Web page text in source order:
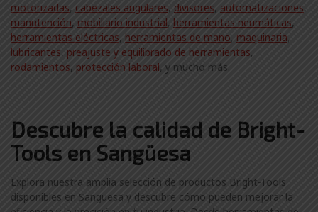
motorizadas, cabezales angulares, divisores, automatizaciones,
manutención, mobiliario industrial, herramientas neumáticas,
herramientas eléctricas, herramientas de mano, maquinaria,
lubricantes, preajuste y equilibrado de herramientas,
rodamientos, protección laboral, y mucho más.
Descubre la calidad de Bright-
Tools en Sangüesa
Explora nuestra amplia selección de productos Bright-Tools
disponibles en Sangüesa y descubre cómo pueden mejorar la